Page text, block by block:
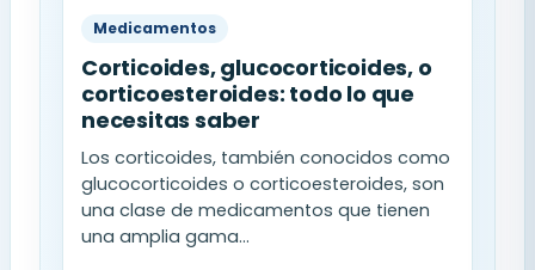
Medicamentos
Corticoides, glucocorticoides, o
corticoesteroides: todo lo que
necesitas saber
Los corticoides, también conocidos como
glucocorticoides o corticoesteroides, son
una clase de medicamentos que tienen
una amplia gama...